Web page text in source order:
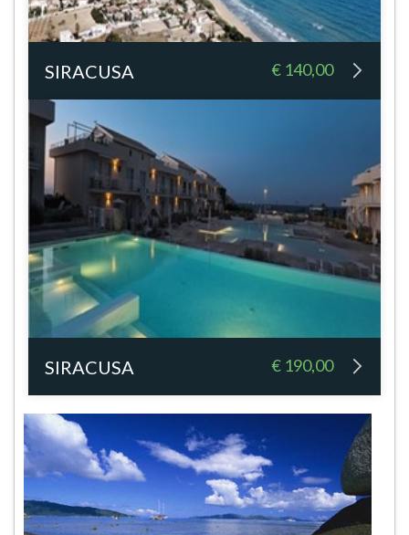
SIRACUSA € 140,00
SIRACUSA € 190,00